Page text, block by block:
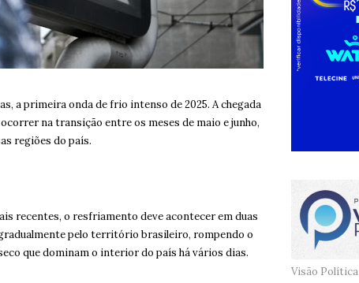
a primeira onda de frio intenso de 2025. A chegada
na transição entre os meses de maio e junho,
regiões do país.
recentes, o resfriamento deve acontecer em duas
pelo território brasileiro, rompendo o
que dominam o interior do país há vários dias.
Visão Política